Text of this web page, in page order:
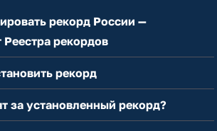
рекорд России —
Реестра рекордов
рекорд
за установленный рекорд?